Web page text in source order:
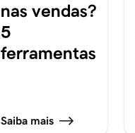
nas vendas?
5
ferramentas
Saiba mais